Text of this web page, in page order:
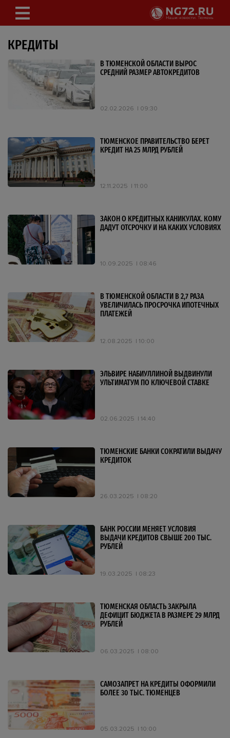
КРЕДИТЫ
В ТЮМЕНСКОЙ ОБЛАСТИ ВЫРОС
СРЕДНИЙ РАЗМЕР АВТОКРЕДИТОВ
02.02.2026 09:30
ТЮМЕНСКОЕ ПРАВИТЕЛЬСТВО БЕРЕТ
КРЕДИТ НА 25 МЛРД РУБЛЕЙ
12.11.2025 11:00
ЗАКОН О КРЕДИТНЫХ КАНИКУЛАХ. КОМУ
ДАДУТ ОТСРОЧКУ И НА КАКИХ УСЛОВИЯХ
10.09.2025 08:46
В ТЮМЕНСКОЙ ОБЛАСТИ В 2,7 РАЗА
УВЕЛИЧИЛАСЬ ПРОСРОЧКА ИПОТЕЧНЫХ
ПЛАТЕЖЕЙ
12.08.2025 10:00
ЭЛЬВИРЕ НАБИУЛЛИНОЙ ВЫДВИНУЛИ
УЛЬТИМАТУМ ПО КЛЮЧЕВОЙ СТАВКЕ
02.06.2025 14:40
ТЮМЕНСКИЕ БАНКИ СОКРАТИЛИ ВЫДАЧУ
КРЕДИТОК
26.03.2025 08:20
БАНК РОССИИ МЕНЯЕТ УСЛОВИЯ
ВЫДАЧИ КРЕДИТОВ СВЫШЕ 200 ТЫС.
РУБЛЕЙ
19.03.2025 08:23
ТЮМЕНСКАЯ ОБЛАСТЬ ЗАКРЫЛА
ДЕФИЦИТ БЮДЖЕТА В РАЗМЕРЕ 29 МЛРД
РУБЛЕЙ
06.03.2025 08:00
САМОЗАПРЕТ НА КРЕДИТЫ ОФОРМИЛИ
БОЛЕЕ 30 ТЫС. ТЮМЕНЦЕВ
05.03.2025 10:00